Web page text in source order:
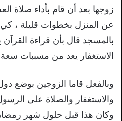
زوجها بعد أن قام بأداء صلاة
عن المنزل بخطوات قليلة ، كي
بالمسجد قال بأن قراءة القرآن
الاستغفار يعد من مسببات
وبالفعل قاما الزوجين بوضع
والاستغفار والصلاة على
وكان هذا قبل حلول شهر رمضان